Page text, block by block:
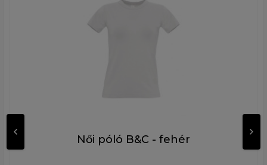
Női póló B&C - fehér